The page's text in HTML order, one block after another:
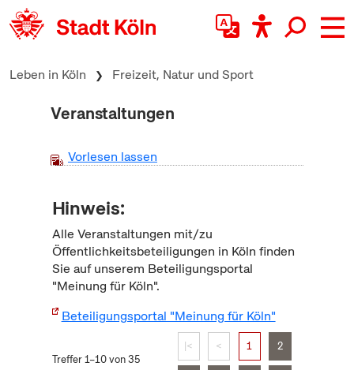
zum Inhalt springen
Leben in Köln Freizeit, Natur und Sport
Veranstaltungen
Vorlesen lassen
Hinweis:
Alle Veranstaltungen mit/zu
Öffentlichkeitsbeteiligungen in Köln finden
Sie auf unserem Beteiligungsportal
"Meinung für Köln".
Beteiligungsportal "Meinung für Köln"
Treffer 1–10 von 35
|< < 1 2